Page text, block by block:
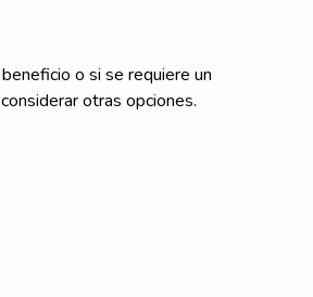
o si se requiere un
otras opciones.